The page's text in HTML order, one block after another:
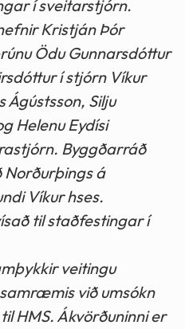
í sveitarstjórn.
Kristján Þór
Ödu Gunnarsdóttur
í stjórn Víkur
Ágústsson, Silju
Helenu Eydísi
Byggðarráð
Norðurþings á
Víkur hses.
til staðfestingar í
veitingu
við umsókn
HMS. Ákvörðuninni er